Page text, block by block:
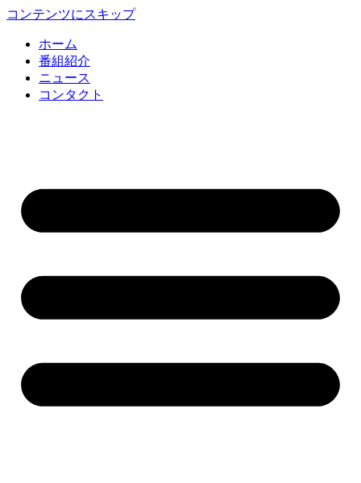
コンテンツにスキップ
ホーム
番組紹介
ニュース
コンタクト